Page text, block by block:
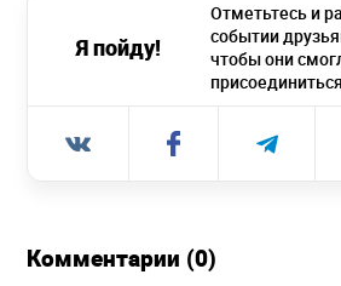
Я пойду!
Отметьтесь и
событии
чтобы они
Комментарии (0)